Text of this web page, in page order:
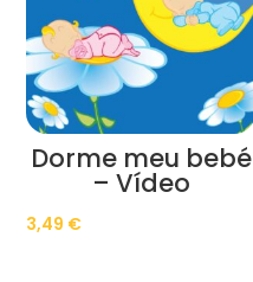
Dorme meu bebé
– Vídeo
3,49 €